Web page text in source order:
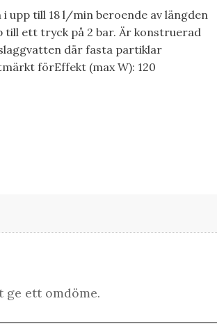
upp till 18 l/min beroende av längden
till ett tryck på 2 bar. Är konstruerad
där fasta partiklar
förEffekt (max W): 120